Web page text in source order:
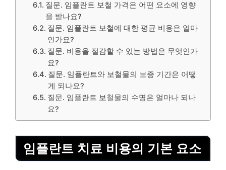
질문. 임플란트 보철 가격은 어떤 요소에 영향
을 받나요?
질문. 임플란트 보철에 대한 평균 비용은 얼마
인가요?
질문. 비용을 절감할 수 있는 방법은 무엇인가
요?
질문. 임플란트와 보철물의 보증 기간은 어떻
게 되나요?
질문. 임플란트 보철물의 수명은 얼마나 되나
요?
임플란트 치료 비용의 기본 요소